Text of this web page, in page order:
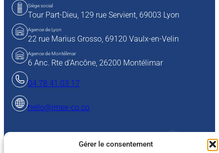
Gérer le consentement
Siège social
Tour Part-Dieu, 129 rue Servient, 69003 Lyon
Agence de Lyon
22 rue Marius Grosso, 69120 Vaulx-en-Velin
Agence de Montélimar
6 Anc. Rte d’Ancône, 26200 Montélimar
04 78 41 03 17
hello@imex-co.co